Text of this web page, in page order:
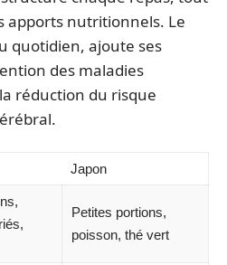
apports nutritionnels. Le
quotidien, ajoute ses
des maladies
réduction du risque
Japon
Petites portions,
poisson, thé vert